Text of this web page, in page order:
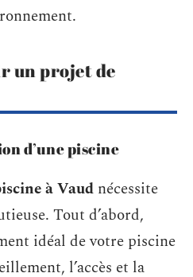
un projet de
d’une piscine
à Vaud nécessite
Tout d’abord,
idéal de votre piscine
l’accès et la